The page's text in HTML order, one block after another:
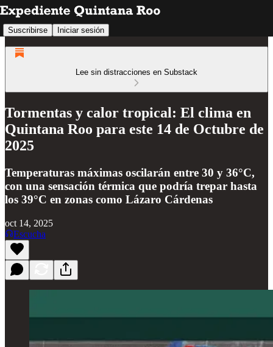
Suscribirse Iniciar sesión
Lee sin distracciones en Substack
Tormentas y calor tropical: El clima en
Quintana Roo para este 14 de Octubre de
2025
Temperaturas máximas oscilarán entre 30 y 36°C,
con una sensación térmica que podría trepar hasta
los 39°C en zonas como Lázaro Cárdenas
oct 14, 2025
Escucha